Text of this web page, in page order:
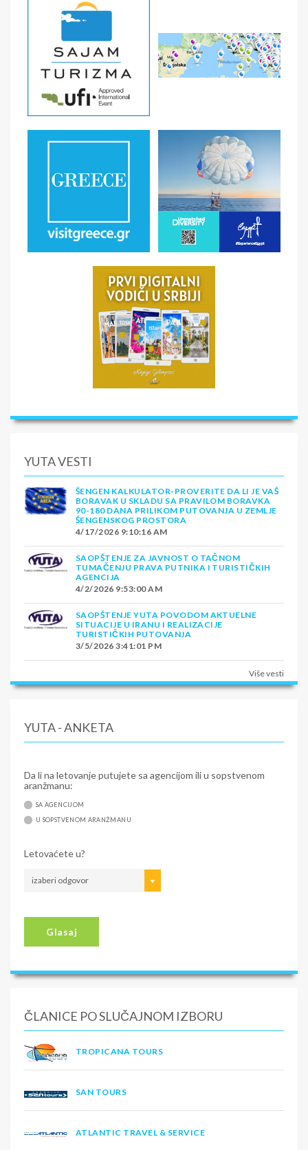
YUTA VESTI
ŠENGEN KALKULATOR-PROVERITE DA LI JE VAŠ
BORAVAK U SKLADU SA PRAVILOM BORAVKA
90-180 DANA PRILIKOM PUTOVANJA U ZEMLJE
ŠENGENSKOG PROSTORA
4/17/2026 9:10:16 AM
SAOPŠTENJE ZA JAVNOST O TAČNOM
TUMAČENJU PRAVA PUTNIKA I TURISTIČKIH
AGENCIJA
4/2/2026 9:53:00 AM
SAOPŠTENJE YUTA POVODOM AKTUELNE
SITUACIJE U IRANU I REALIZACIJE
TURISTIČKIH PUTOVANJA
3/5/2026 3:41:01 PM
Više vesti
YUTA - ANKETA
Da li na letovanje putujete sa agencijom ili u sopstvenom
aranžmanu:
SA AGENCIJOM
U SOPSTVENOM ARANŽMANU
Letovaćete u?
izaberi odgovor
Glasaj
ČLANICE PO SLUČAJNOM IZBORU
TROPICANA TOURS
SAN TOURS
ATLANTIC TRAVEL & SERVICE